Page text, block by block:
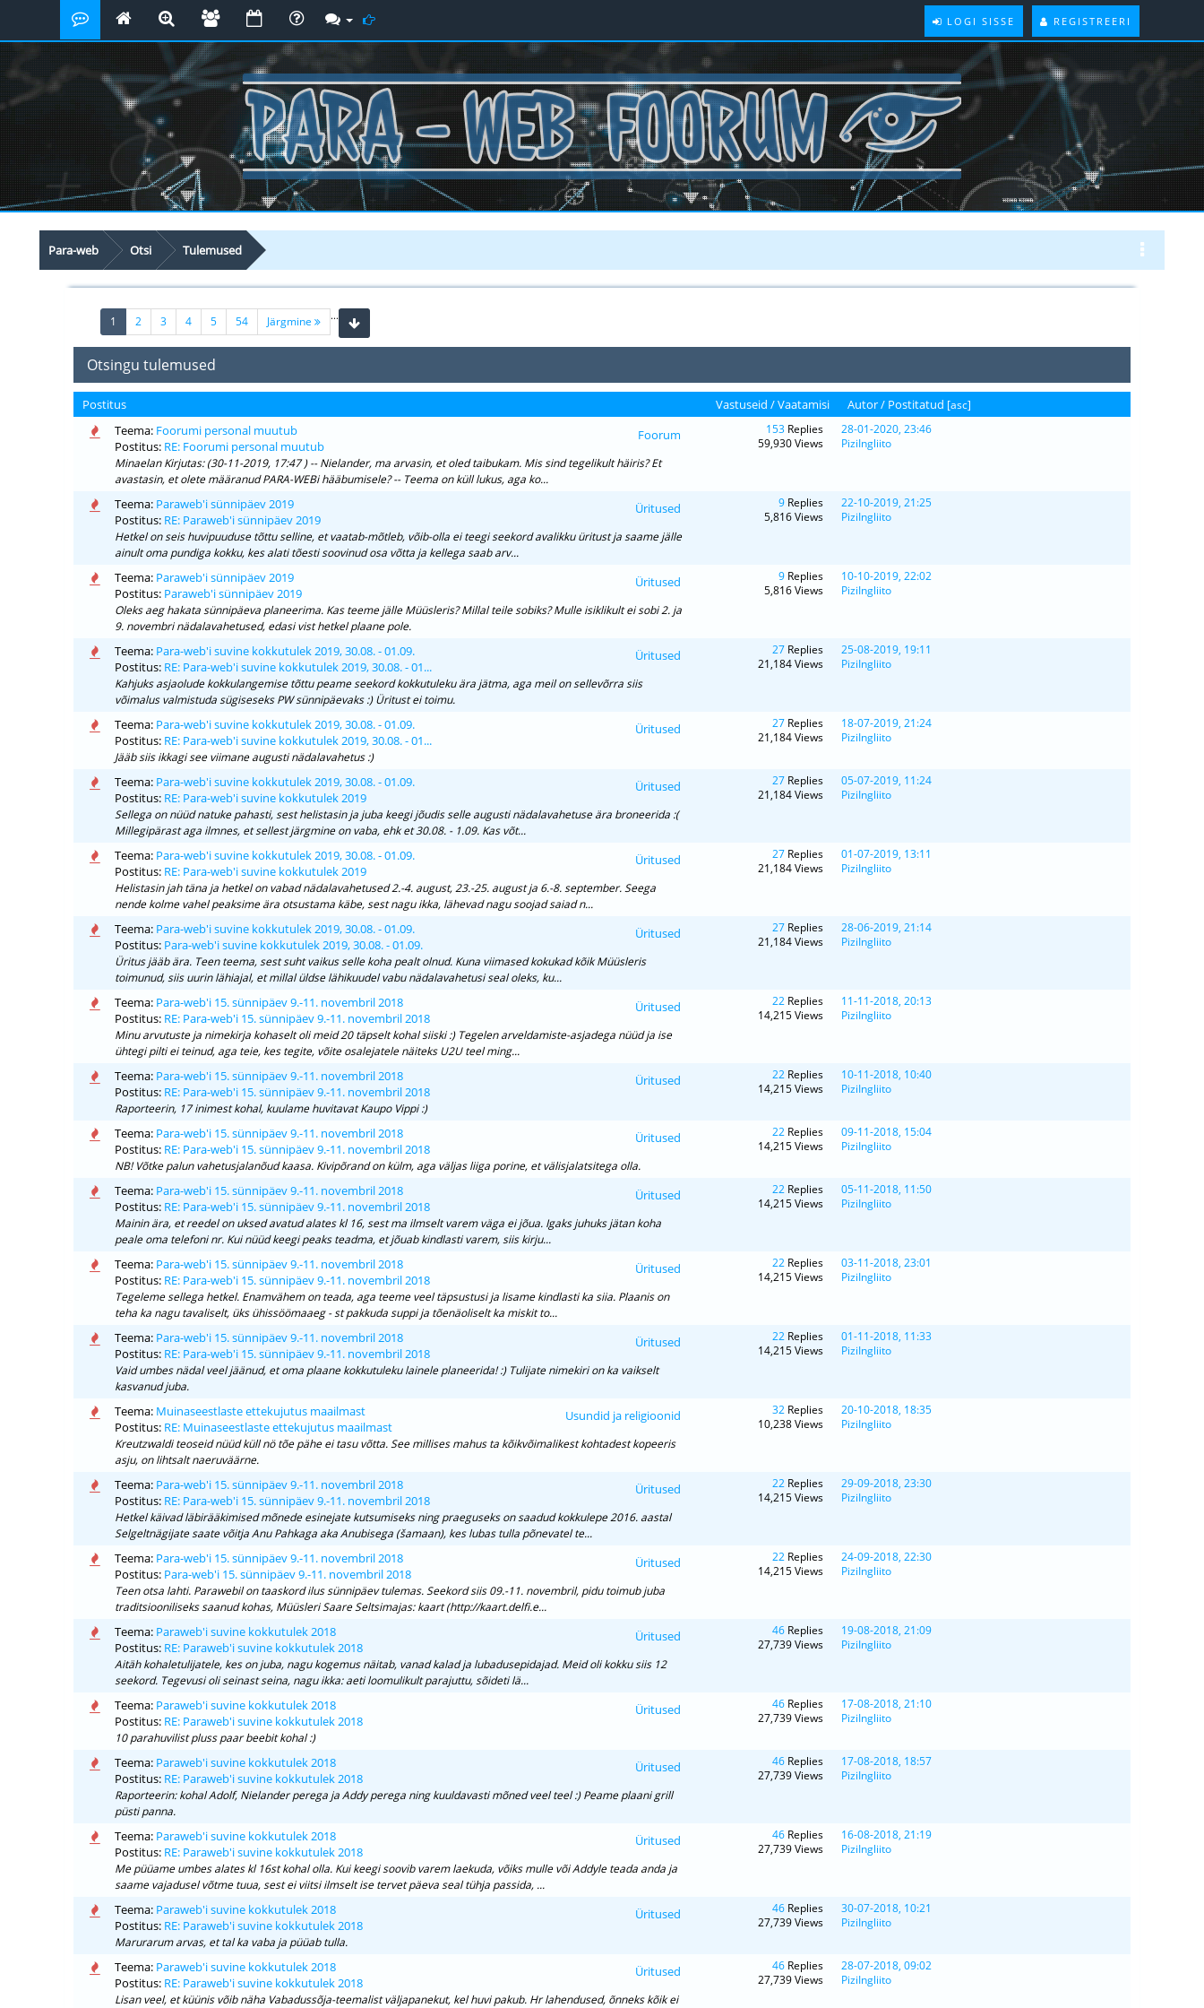
LOGI SISSE REGISTREERI
Para-web Otsi Tulemused
1 (current)
2 3 4 5 ...
54 Järgmine
Otsingu tulemused
Postitus Vastuseid /Vaatamisi Autor / Postitatud [asc]
Foorum
Teema: Foorumi personal muutub
Postitus: RE: Foorumi personal muutub
Minaelan Kirjutas: (30-11-2019, 17:47 ) -- Nielander, ma arvasin, et oled taibukam. Mis sind tegelikult häiris? Et
avastasin, et olete määranud PARA-WEBi hääbumisele? -- Teema on küll lukus, aga ko...
153Replies
59,930 Views
28-01-2020, 23:46
PiziIngliito
Üritused
Teema: Paraweb'i sünnipäev 2019
Postitus: RE: Paraweb'i sünnipäev 2019
Hetkel on seis huvipuuduse tõttu selline, et vaatab-mõtleb, võib-olla ei teegi seekord avalikku üritust ja saame jälle
ainult oma pundiga kokku, kes alati tõesti soovinud osa võtta ja kellega saab arv...
9Replies
5,816 Views
22-10-2019, 21:25
PiziIngliito
Üritused
Teema: Paraweb'i sünnipäev 2019
Postitus: Paraweb'i sünnipäev 2019
Oleks aeg hakata sünnipäeva planeerima. Kas teeme jälle Müüsleris? Millal teile sobiks? Mulle isiklikult ei sobi 2. ja
9. novembri nädalavahetused, edasi vist hetkel plaane pole.
9Replies
5,816 Views
10-10-2019, 22:02
PiziIngliito
Üritused
Teema: Para-web'i suvine kokkutulek 2019, 30.08. - 01.09.
Postitus: RE: Para-web'i suvine kokkutulek 2019, 30.08. - 01...
Kahjuks asjaolude kokkulangemise tõttu peame seekord kokkutuleku ära jätma, aga meil on sellevõrra siis
võimalus valmistuda sügiseseks PW sünnipäevaks :) Üritust ei toimu.
27Replies
21,184 Views
25-08-2019, 19:11
PiziIngliito
Üritused
Teema: Para-web'i suvine kokkutulek 2019, 30.08. - 01.09.
Postitus: RE: Para-web'i suvine kokkutulek 2019, 30.08. - 01...
Jääb siis ikkagi see viimane augusti nädalavahetus :)
27Replies
21,184 Views
18-07-2019, 21:24
PiziIngliito
Üritused
Teema: Para-web'i suvine kokkutulek 2019, 30.08. - 01.09.
Postitus: RE: Para-web'i suvine kokkutulek 2019
Sellega on nüüd natuke pahasti, sest helistasin ja juba keegi jõudis selle augusti nädalavahetuse ära broneerida :(
Millegipärast aga ilmnes, et sellest järgmine on vaba, ehk et 30.08. - 1.09. Kas võt...
27Replies
21,184 Views
05-07-2019, 11:24
PiziIngliito
Üritused
Teema: Para-web'i suvine kokkutulek 2019, 30.08. - 01.09.
Postitus: RE: Para-web'i suvine kokkutulek 2019
Helistasin jah täna ja hetkel on vabad nädalavahetused 2.-4. august, 23.-25. august ja 6.-8. september. Seega
nende kolme vahel peaksime ära otsustama käbe, sest nagu ikka, lähevad nagu soojad saiad n...
27Replies
21,184 Views
01-07-2019, 13:11
PiziIngliito
Üritused
Teema: Para-web'i suvine kokkutulek 2019, 30.08. - 01.09.
Postitus: Para-web'i suvine kokkutulek 2019, 30.08. - 01.09.
Üritus jääb ära. Teen teema, sest suht vaikus selle koha pealt olnud. Kuna viimased kokukad kõik Müüsleris
toimunud, siis uurin lähiajal, et millal üldse lähikuudel vabu nädalavahetusi seal oleks, ku...
27Replies
21,184 Views
28-06-2019, 21:14
PiziIngliito
Üritused
Teema: Para-web'i 15. sünnipäev 9.-11. novembril 2018
Postitus: RE: Para-web'i 15. sünnipäev 9.-11. novembril 2018
Minu arvutuste ja nimekirja kohaselt oli meid 20 täpselt kohal siiski :) Tegelen arveldamiste-asjadega nüüd ja ise
ühtegi pilti ei teinud, aga teie, kes tegite, võite osalejatele näiteks U2U teel ming...
22Replies
14,215 Views
11-11-2018, 20:13
PiziIngliito
Üritused
Teema: Para-web'i 15. sünnipäev 9.-11. novembril 2018
Postitus: RE: Para-web'i 15. sünnipäev 9.-11. novembril 2018
Raporteerin, 17 inimest kohal, kuulame huvitavat Kaupo Vippi :)
22Replies
14,215 Views
10-11-2018, 10:40
PiziIngliito
Üritused
Teema: Para-web'i 15. sünnipäev 9.-11. novembril 2018
Postitus: RE: Para-web'i 15. sünnipäev 9.-11. novembril 2018
NB! Võtke palun vahetusjalanõud kaasa. Kivipõrand on külm, aga väljas liiga porine, et välisjalatsitega olla.
22Replies
14,215 Views
09-11-2018, 15:04
PiziIngliito
Üritused
Teema: Para-web'i 15. sünnipäev 9.-11. novembril 2018
Postitus: RE: Para-web'i 15. sünnipäev 9.-11. novembril 2018
Mainin ära, et reedel on uksed avatud alates kl 16, sest ma ilmselt varem väga ei jõua. Igaks juhuks jätan koha
peale oma telefoni nr. Kui nüüd keegi peaks teadma, et jõuab kindlasti varem, siis kirju...
22Replies
14,215 Views
05-11-2018, 11:50
PiziIngliito
Üritused
Teema: Para-web'i 15. sünnipäev 9.-11. novembril 2018
Postitus: RE: Para-web'i 15. sünnipäev 9.-11. novembril 2018
Tegeleme sellega hetkel. Enamvähem on teada, aga teeme veel täpsustusi ja lisame kindlasti ka siia. Plaanis on
teha ka nagu tavaliselt, üks ühissöömaaeg - st pakkuda suppi ja tõenäoliselt ka miskit to...
22Replies
14,215 Views
03-11-2018, 23:01
PiziIngliito
Üritused
Teema: Para-web'i 15. sünnipäev 9.-11. novembril 2018
Postitus: RE: Para-web'i 15. sünnipäev 9.-11. novembril 2018
Vaid umbes nädal veel jäänud, et oma plaane kokkutuleku lainele planeerida! :) Tulijate nimekiri on ka vaikselt
kasvanud juba.
22Replies
14,215 Views
01-11-2018, 11:33
PiziIngliito
Usundid ja religioonid
Teema: Muinaseestlaste ettekujutus maailmast
Postitus: RE: Muinaseestlaste ettekujutus maailmast
Kreutzwaldi teoseid nüüd küll nö tõe pähe ei tasu võtta. See millises mahus ta kõikvõimalikest kohtadest kopeeris
asju, on lihtsalt naeruväärne.
32Replies
10,238 Views
20-10-2018, 18:35
PiziIngliito
Üritused
Teema: Para-web'i 15. sünnipäev 9.-11. novembril 2018
Postitus: RE: Para-web'i 15. sünnipäev 9.-11. novembril 2018
Hetkel käivad läbirääkimised mõnede esinejate kutsumiseks ning praeguseks on saadud kokkulepe 2016. aastal
Selgeltnägijate saate võitja Anu Pahkaga aka Anubisega (šamaan), kes lubas tulla põnevatel te...
22Replies
14,215 Views
29-09-2018, 23:30
PiziIngliito
Üritused
Teema: Para-web'i 15. sünnipäev 9.-11. novembril 2018
Postitus: Para-web'i 15. sünnipäev 9.-11. novembril 2018
Teen otsa lahti. Parawebil on taaskord ilus sünnipäev tulemas. Seekord siis 09.-11. novembril, pidu toimub juba
traditsiooniliseks saanud kohas, Müüsleri Saare Seltsimajas: kaart (http://kaart.delfi.e...
22Replies
14,215 Views
24-09-2018, 22:30
PiziIngliito
Üritused
Teema: Paraweb'i suvine kokkutulek 2018
Postitus: RE: Paraweb'i suvine kokkutulek 2018
Aitäh kohaletulijatele, kes on juba, nagu kogemus näitab, vanad kalad ja lubadusepidajad. Meid oli kokku siis 12
seekord. Tegevusi oli seinast seina, nagu ikka: aeti loomulikult parajuttu, sõideti lä...
46Replies
27,739 Views
19-08-2018, 21:09
PiziIngliito
Üritused
Teema: Paraweb'i suvine kokkutulek 2018
Postitus: RE: Paraweb'i suvine kokkutulek 2018
10 parahuvilist pluss paar beebit kohal :)
46Replies
27,739 Views
17-08-2018, 21:10
PiziIngliito
Üritused
Teema: Paraweb'i suvine kokkutulek 2018
Postitus: RE: Paraweb'i suvine kokkutulek 2018
Raporteerin: kohal Adolf, Nielander perega ja Addy perega ning kuuldavasti mõned veel teel :) Peame plaani grill
püsti panna.
46Replies
27,739 Views
17-08-2018, 18:57
PiziIngliito
Üritused
Teema: Paraweb'i suvine kokkutulek 2018
Postitus: RE: Paraweb'i suvine kokkutulek 2018
Me püüame umbes alates kl 16st kohal olla. Kui keegi soovib varem laekuda, võiks mulle või Addyle teada anda ja
saame vajadusel võtme tuua, sest ei viitsi ilmselt ise tervet päeva seal tühja passida, ...
46Replies
27,739 Views
16-08-2018, 21:19
PiziIngliito
Üritused
Teema: Paraweb'i suvine kokkutulek 2018
Postitus: RE: Paraweb'i suvine kokkutulek 2018
Marurarum arvas, et tal ka vaba ja püüab tulla.
46Replies
27,739 Views
30-07-2018, 10:21
PiziIngliito
Üritused
Teema: Paraweb'i suvine kokkutulek 2018
Postitus: RE: Paraweb'i suvine kokkutulek 2018
Lisan veel, et küünis võib näha Vabadussõja-teemalist väljapanekut, kel huvi pakub. Hr lahendused, õnneks kõik ei
46Replies
27,739 Views
28-07-2018, 09:02
PiziIngliito